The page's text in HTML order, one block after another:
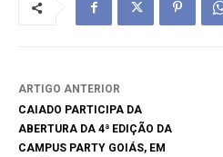
ARTIGO ANTERIOR
CAIADO PARTICIPA DA
ABERTURA DA 4ª EDIÇÃO DA
CAMPUS PARTY GOIÁS, EM